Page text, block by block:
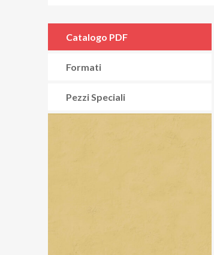
Catalogo PDF
Formati
Pezzi Speciali